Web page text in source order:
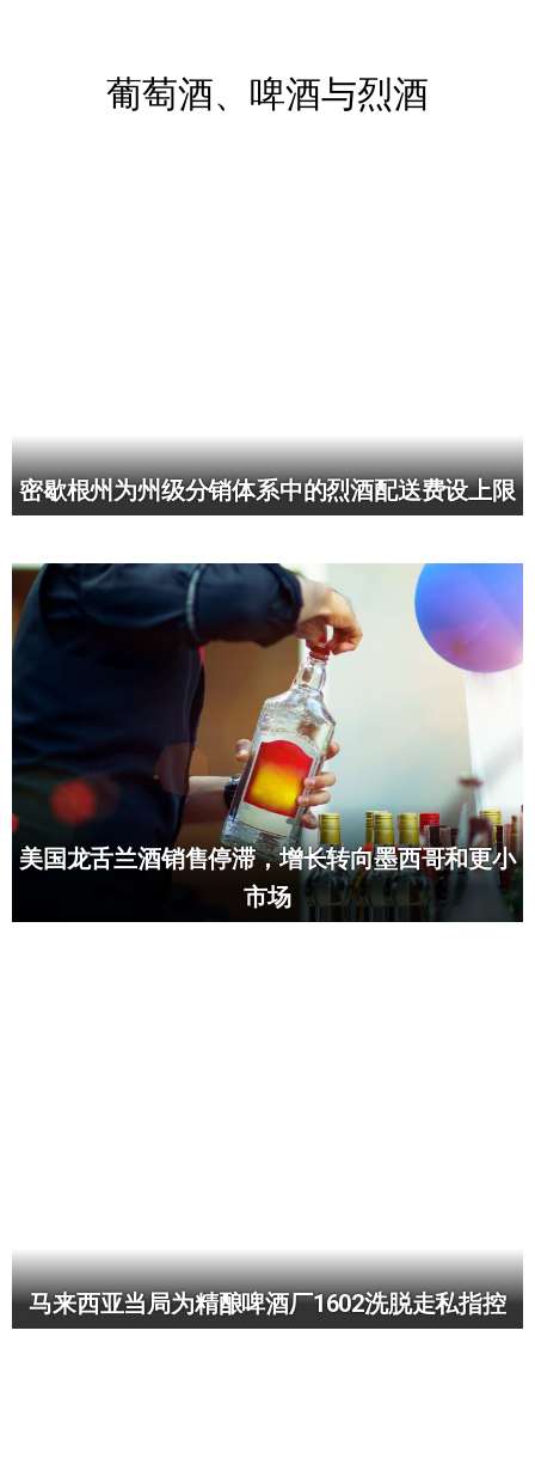
葡萄酒、啤酒与烈酒
密歇根州为州级分销体系中的烈酒配送费设上限
美国龙舌兰酒销售停滞，增长转向墨西哥和更小
市场
马来西亚当局为精酿啤酒厂1602洗脱走私指控